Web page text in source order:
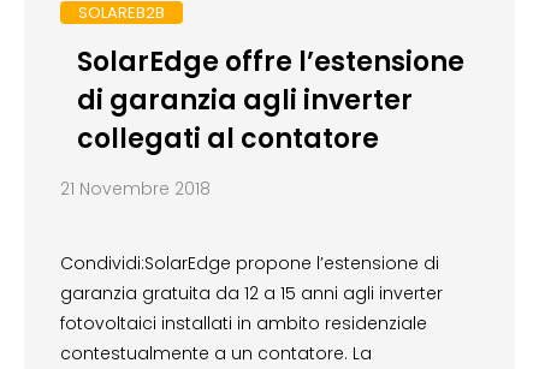
SOLAREB2B
SolarEdge offre l’estensione
di garanzia agli inverter
collegati al contatore
21 Novembre 2018
Condividi:SolarEdge propone l’estensione di
garanzia gratuita da 12 a 15 anni agli inverter
fotovoltaici installati in ambito residenziale
contestualmente a un contatore. La